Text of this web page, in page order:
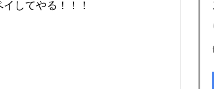
してやる！！！